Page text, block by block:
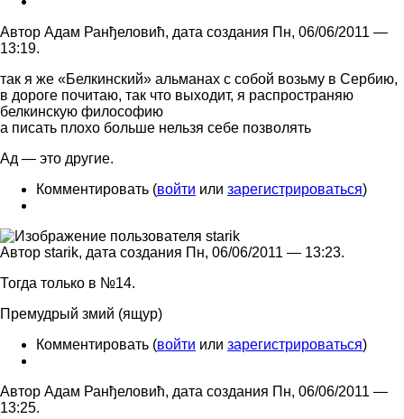
Автор Адам Ранђеловић, дата создания Пн, 06/06/2011 —
13:19.
так я же «Белкинский» альманах с собой возьму в Сербию,
в дороге почитаю, так что выходит, я распространяю
белкинскую философию
а писать плохо больше нельзя себе позволять
Ад — это другие.
Комментировать (войти или зарегистрироваться)
Автор starik, дата создания Пн, 06/06/2011 — 13:23.
Тогда только в №14.
Премудрый змий (ящур)
Комментировать (войти или зарегистрироваться)
Автор Адам Ранђеловић, дата создания Пн, 06/06/2011 —
13:25.